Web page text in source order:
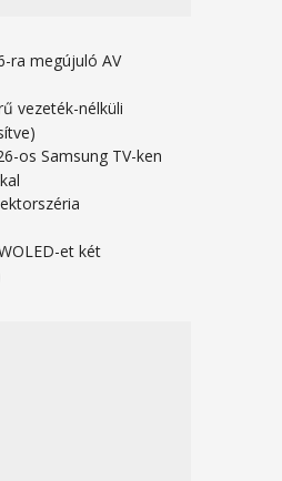
ra megújuló AV
vezeték-nélküli
os Samsung TV-ken
et két